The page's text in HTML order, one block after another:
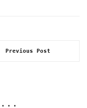
Previous Post